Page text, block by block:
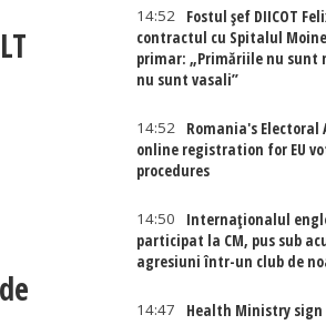
14:52
Fostul șef DIICOT
contractul cu Spitalul
primar: „Primăriile nu sunt
nu sunt vasali”
14:52
Romania's Electoral
online registration for EU
procedures
14:50
Internaţionalul
participat la CM, pus sub
agresiuni într-un club de
14:47
Health Ministry sign